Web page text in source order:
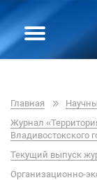
Главная
Журнал
Владивостокского
Текущий выпуск
Организационно-